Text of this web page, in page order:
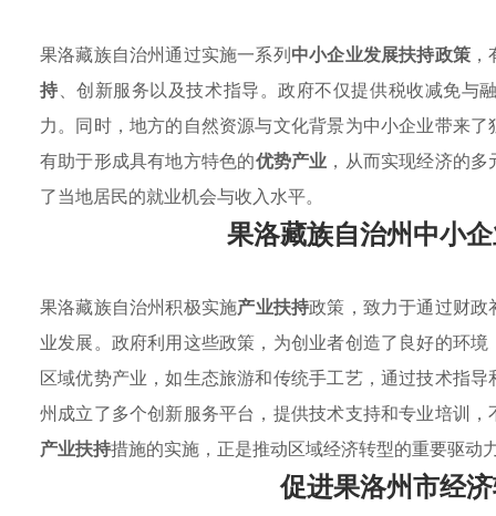
果洛藏族自治州通过实施一系列中小企业发展扶持政策
持、创新服务以及技术指导。政府不仅提供税收减免与
力。同时，地方的自然资源与文化背景为中小企业带来
有助于形成具有地方特色的优势产业 ，从而实现经济的
了当地居民的就业机会与收入水平。
果洛藏族自治州中小
果洛藏族自治州积极实施产业扶持政策，致力于通过财
业发展。政府利用这些政策，为创业者创造了良好的环
区域优势产业，如生态旅游和传统手工艺，通过技术指
州成立了多个创新服务平台，提供技术支持和专业培训
产业扶持措施的实施，正是推动区域经济转型的重要驱动
促进果洛州市经